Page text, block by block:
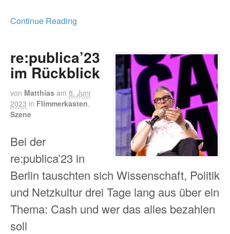
Continue Reading
re:publica’23
im Rückblick
von Matthias am 8. Juni
2023 in Flimmerkasten,
Szene
Bei der
re:publica’23 in
Berlin tauschten sich Wissenschaft, Politik
und Netzkultur drei Tage lang aus über ein
Thema: Cash und wer das alles bezahlen
soll